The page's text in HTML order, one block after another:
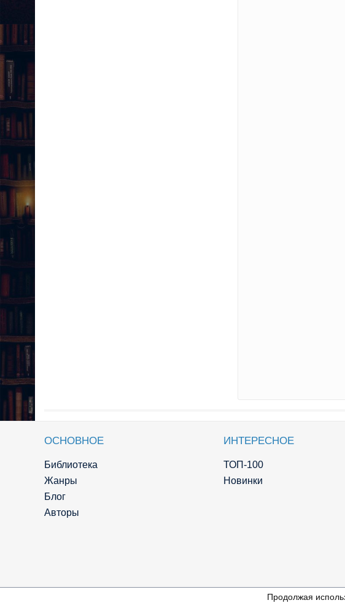
ОСНОВНОЕ
Библиотека
Жанры
Блог
Авторы
ИНТЕРЕСНОЕ
ТОП-100
Новинки
Продолжая